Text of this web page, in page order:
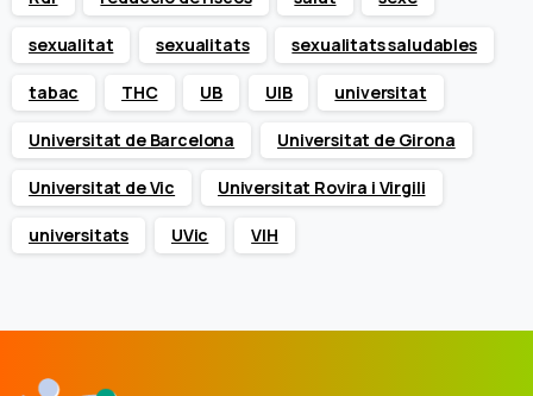
sexualitat sexualitats sexualitats saludables
tabac THC UB UIB universitat
Universitat de Barcelona Universitat de Girona
Universitat de Vic Universitat Rovira i Virgili
universitats UVic VIH